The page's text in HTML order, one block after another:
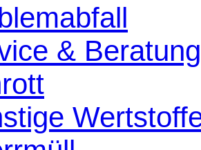
& Beratung